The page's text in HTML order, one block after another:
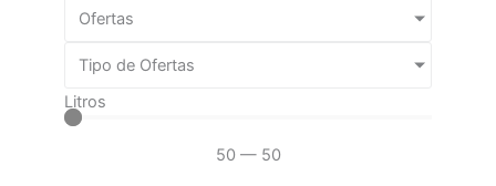
Ofertas
Tipo de Ofertas
Litros
50 — 50